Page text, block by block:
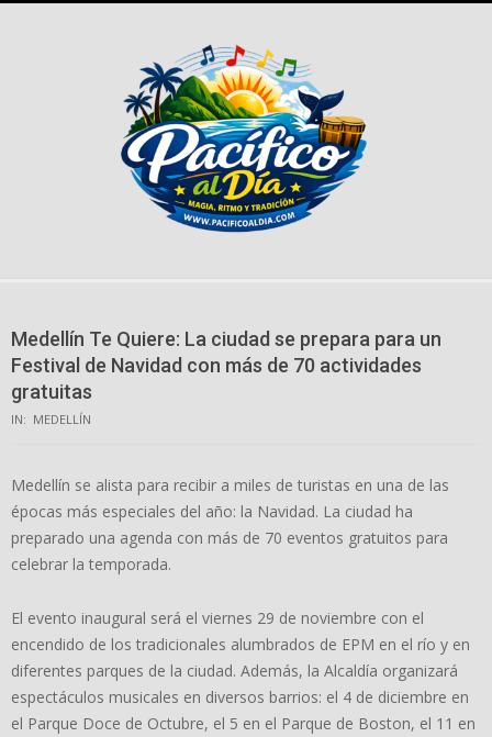
Medellín Te Quiere: La ciudad se prepara para un
Festival de Navidad con más de 70 actividades
gratuitas
IN: MEDELLÍN
Medellín se alista para recibir a miles de turistas en una de las
épocas más especiales del año: la Navidad. La ciudad ha
preparado una agenda con más de 70 eventos gratuitos para
celebrar la temporada.
El evento inaugural será el viernes 29 de noviembre con el
encendido de los tradicionales alumbrados de EPM en el río y en
diferentes parques de la ciudad. Además, la Alcaldía organizará
espectáculos musicales en diversos barrios: el 4 de diciembre en
el Parque Doce de Octubre, el 5 en el Parque de Boston, el 11 en